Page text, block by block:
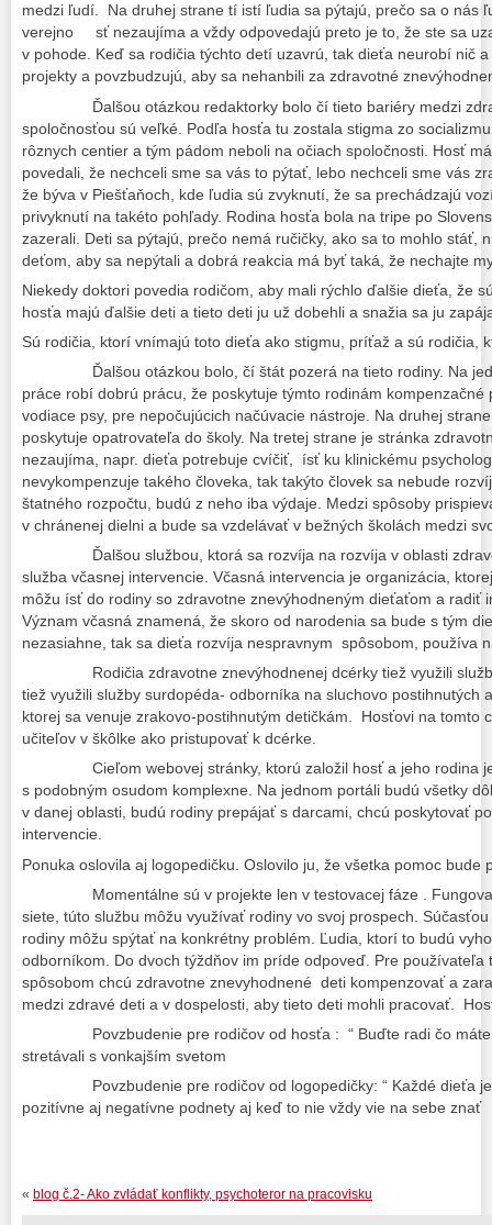
medzi ľudí. Na druhej strane tí istí ľudia sa pýtajú, prečo sa o nás
verejno sť nezaujíma a vždy odpovedajú preto je to, že ste sa
v pohode. Keď sa rodičia týchto detí uzavrú, tak dieťa neurobí nič
projekty a povzbudzujú, aby sa nehanbili za zdravotné
Ďalšou otázkou redaktorky bolo čí tieto bariéry medzi
spoločnosťou sú veľké. Podľa hosťa tu zostala stigma zo
rôznych centier a tým pádom neboli na očiach spoločnosti. Hosť
povedali, že nechceli sme sa vás to pýtať, lebo nechceli sme vás
že býva v Piešťaňoch, kde ľudia sú zvyknutí, že sa prechádzajú
privyknutí na takéto pohľady. Rodina hosťa bola na tripe po
zazerali. Deti sa pýtajú, prečo nemá ručičky, ako sa to mohlo stáť,
deťom, aby sa nepýtali a dobrá reakcia má byť taká, že nechajte
Niekedy doktori povedia rodičom, aby mali rýchlo ďalšie dieťa, že
hosťa majú ďalšie deti a tieto deti ju už dobehli a snažia sa ju
Sú rodičia, ktorí vnímajú toto dieťa ako stigmu, príťaž a sú rodičia,
Ďalšou otázkou bolo, čí štát pozerá na tieto rodiny. Na
práce robí dobrú prácu, že poskytuje týmto rodinám kompenzačné
vodiace psy, pre nepočujúcich načúvacie nástroje. Na druhej
poskytuje opatrovateľa do školy. Na tretej strane je stránka
nezaujíma, napr. dieťa potrebuje cvíčiť, ísť ku klinickému
nevykompenzuje takého človeka, tak takýto človek sa nebude
štatného rozpočtu, budú z neho iba výdaje. Medzi spôsoby
v chránenej dielni a bude sa vzdelávať v bežných školách medzi
Ďalšou službou, ktorá sa rozvíja na rozvíja v oblasti
služba včasnej intervencie. Včasná intervencia je organizácia,
môžu ísť do rodiny so zdravotne znevýhodneným dieťaťom a radiť
Význam včasná znamená, že skoro od narodenia sa bude s tým
nezasiahne, tak sa dieťa rozvíja nespravnym spôsobom, používa
Rodičia zdravotne znevýhodnenej dcérky tiež využili službu
tiež využili služby surdopéda- odborníka na sluchovo postihnutých
ktorej sa venuje zrakovo-postihnutým detičkám. Hosťovi na tomto
učiteľov v škôlke ako pristupovať k dcérke.
Cieľom webovej stránky, ktorú založil hosť a jeho rodina je
s podobným osudom komplexne. Na jednom portáli budú všetky
v danej oblasti, budú rodiny prepájať s darcami, chcú poskytovať
intervencie.
Ponuka oslovila aj logopedičku. Oslovilo ju, že všetka pomoc bude
Momentálne sú v projekte len v testovacej fáze . Fungovať
siete, túto službu môžu využívať rodiny vo svoj prospech.
rodiny môžu spýtať na konkrétny problém. Ľudia, ktorí to budú
odborníkom. Do dvoch týždňov im príde odpoveď. Pre používateľa
spôsobom chcú zdravotne znevyhodnené deti kompenzovať a
medzi zdravé deti a v dospelosti, aby tieto deti mohli pracovať.
Povzbudenie pre rodičov od hosťa : “ Buďte radi čo máte
stretávali s vonkajším svetom
Povzbudenie pre rodičov od logopedičky: “ Každé dieťa je
pozitívne aj negatívne podnety aj keď to nie vždy vie na sebe znať
« blog č.2- Ako zvládať konflikty, psychoteror na pracovisku